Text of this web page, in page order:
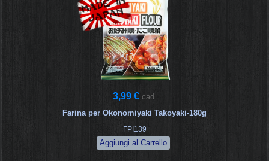
3,99 € cad.
Farina per Okonomiyaki Takoyaki-180g
FPI139